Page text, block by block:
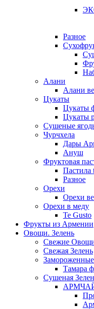
Разное
Алани
Алани
Цукаты
Цукаты
Цукаты
Сушеные
Чурчхела
Дары
Ануш
Фруктовая
Пастила
Разное
Орехи
Орехи
Орехи в меду
Te Gusto
Фрукты из Армении
Овощи. Зелень
Свежие
Свежая Зелень
Тамара
Сушеная